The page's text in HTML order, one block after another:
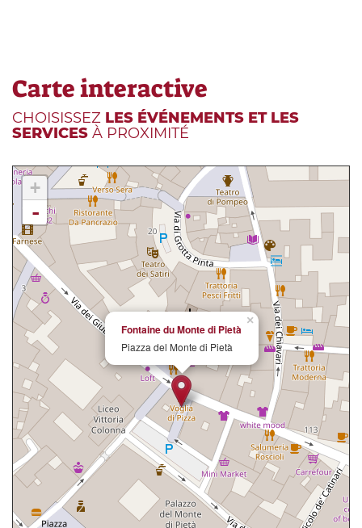
Carte interactive
CHOISISSEZ LES ÉVÉNEMENTS ET LES
SERVICES À PROXIMITÉ
×
Fontaine du Monte di Pietà
Piazza del Monte di Pietà
+
-